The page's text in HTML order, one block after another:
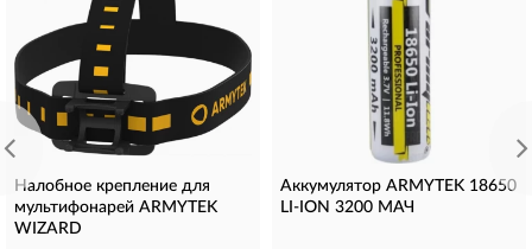
Налобное крепление для
мультифонарей ARMYTEK
WIZARD
Аккумулятор ARMYTEK 18650
LI-ION 3200 МАЧ